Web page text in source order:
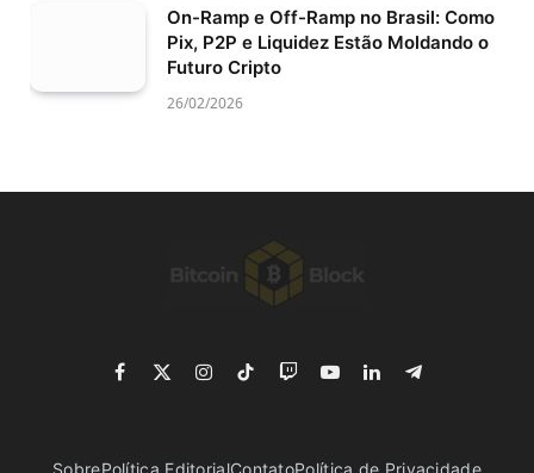
On-Ramp e Off-Ramp no Brasil: Como
Pix, P2P e Liquidez Estão Moldando o
Futuro Cripto
26/02/2026
Facebook
X
Instagram
TikTokTwitchYouTubeLinkedInTelegram
SobrePolítica EditorialContatoPolítica de Privacidade